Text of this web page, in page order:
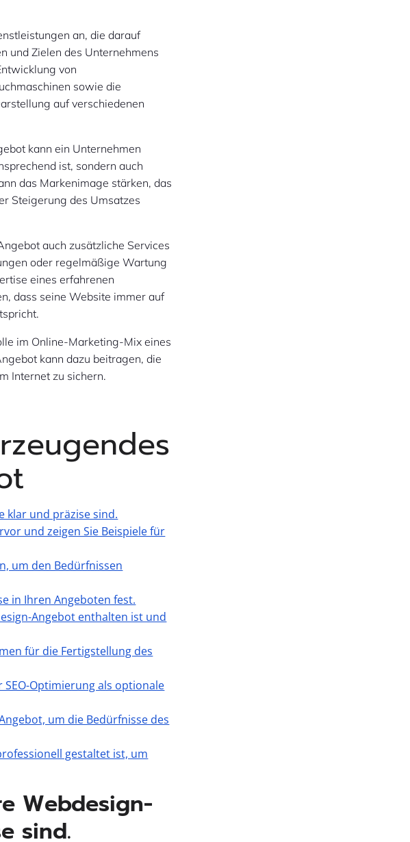
an, die darauf
und Zielen des Unternehmens
von
sowie die
auf verschiedenen
kann ein Unternehmen
ist, sondern auch
das Markenimage stärken, das
Steigerung des Umsatzes
auch zusätzliche Services
oder regelmäßige Wartung
eines erfahrenen
dass seine Website immer auf
im Online-Marketing-Mix eines
kann dazu beitragen, die
Internet zu sichern.
klar und präzise sind.
und zeigen Sie Beispiele für
um den Bedürfnissen
in Ihren Angeboten fest.
Angebot enthalten ist und
für die Fertigstellung des
SEO-Optimierung als optionale
um die Bedürfnisse des
gestaltet ist, um
Webdesign-
sind.